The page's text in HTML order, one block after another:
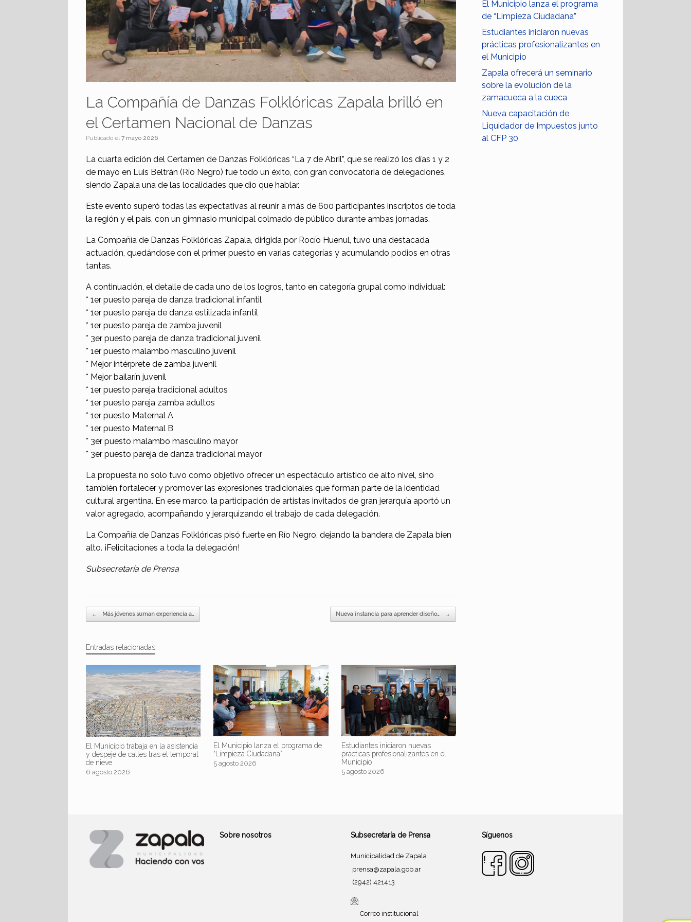
La Compañía de Danzas Folklóricas Zapala brilló en
el Certamen Nacional de Danzas
Publicado el7 mayo 2026
La cuarta edición del Certamen de Danzas Folklóricas “La 7 de Abril”, que se realizó los días 1 y 2
de mayo en Luis Beltrán (Río Negro) fue todo un éxito, con gran convocatoria de delegaciones,
siendo Zapala una de las localidades que dio que hablar.
Este evento superó todas las expectativas al reunir a más de 600 participantes inscriptos de toda
la región y el país, con un gimnasio municipal colmado de público durante ambas jornadas.
La Compañía de Danzas Folklóricas Zapala, dirigida por Rocío Huenul, tuvo una destacada
actuación, quedándose con el primer puesto en varias categorías y acumulando podios en otras
tantas.
A continuación, el detalle de cada uno de los logros, tanto en categoría grupal como individual:
* 1er puesto pareja de danza tradicional infantil
* 1er puesto pareja de danza estilizada infantil
* 1er puesto pareja de zamba juvenil
* 3er puesto pareja de danza tradicional juvenil
* 1er puesto malambo masculino juvenil
* Mejor intérprete de zamba juvenil
* Mejor bailarín juvenil
* 1er puesto pareja tradicional adultos
* 1er puesto pareja zamba adultos
* 1er puesto Maternal A
* 1er puesto Maternal B
* 3er puesto malambo masculino mayor
* 3er puesto pareja de danza tradicional mayor
La propuesta no solo tuvo como objetivo ofrecer un espectáculo artístico de alto nivel, sino
también fortalecer y promover las expresiones tradicionales que forman parte de la identidad
cultural argentina. En ese marco, la participación de artistas invitados de gran jerarquía aportó un
valor agregado, acompañando y jerarquizando el trabajo de cada delegación.
La Compañía de Danzas Folklóricas pisó fuerte en Río Negro, dejando la bandera de Zapala bien
alto. ¡Felicitaciones a toda la delegación!
Subsecretaría de Prensa
Navegador de artículos
← Más jóvenes suman experiencia a… Nueva instancia para aprender diseño… →
Entradas relacionadas
El Municipio trabaja en la asistencia
y despeje de calles tras el temporal
de nieve
6 agosto 2026
El Municipio lanza el programa de
“Limpieza Ciudadana”
5 agosto 2026
Estudiantes iniciaron nuevas
prácticas profesionalizantes en el
Municipio
5 agosto 2026
El Municipio lanza el programa
de “Limpieza Ciudadana”
Estudiantes iniciaron nuevas
prácticas profesionalizantes en
el Municipio
Zapala ofrecerá un seminario
sobre la evolución de la
zamacueca a la cueca
Nueva capacitación de
Liquidador de Impuestos junto
al CFP 30
Sobre nosotros Subsecretaría de Prensa
Municipalidad de Zapala
prensa@zapala.gob.ar
(2942) 421413
Correo institucional
Síguenos